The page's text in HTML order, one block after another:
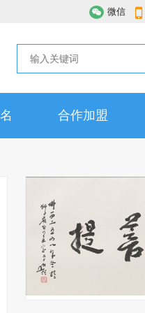
微信
合作加盟